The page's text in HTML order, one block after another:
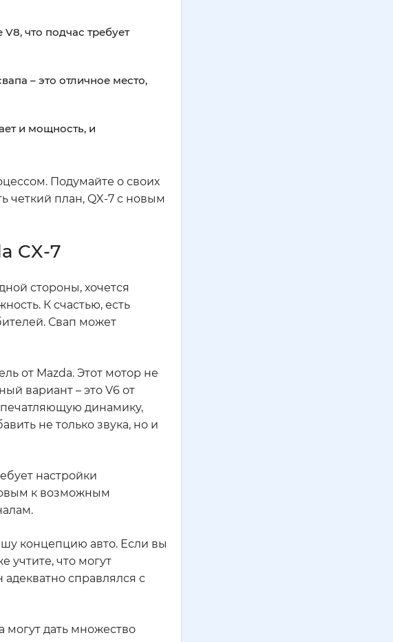
что подчас требует
– это отличное место,
и мощность, и
Подумайте о своих
четкий план, QX-7 с новым
CX-7
стороны, хочется
К счастью, есть
Свап может
от Mazda. Этот мотор не
вариант – это V6 от
динамику,
не только звука, но и
настройки
к возможным
концепцию авто. Если вы
учтите, что могут
справлялся с
могут дать множество